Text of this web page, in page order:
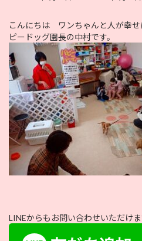
新
日
時
:
こんにちは ワンちゃんと人が幸
ピードッグ園長の中村です。
LINEからもお問い合わせいただけま